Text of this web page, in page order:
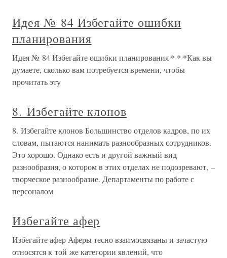
Идея № 84 Избегайте ошибки
планирования
Идея № 84 Избегайте ошибки планирования * * *Как вы
думаете, сколько вам потребуется времени, чтобы
прочитать эту
8. Избегайте клонов
8. Избегайте клонов Большинство отделов кадров, по их
словам, пытаются нанимать разнообразных сотрудников.
Это хорошо. Однако есть и другой важный вид
разнообразия, о котором в этих отделах не подозревают, –
творческое разнообразие. Департаменты по работе с
персоналом
Избегайте афер
Избегайте афер Аферы тесно взаимосвязаны и зачастую
относятся к той же категории явлений, что